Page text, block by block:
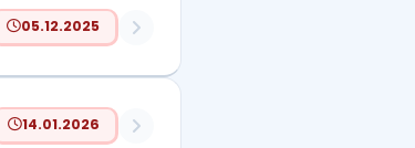
05.12.2025
14.01.2026